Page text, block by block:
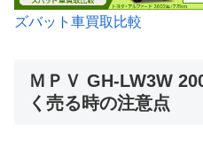
ズバット車買取比較
ＭＰＶ GH-LW3W
く売る時の注意点